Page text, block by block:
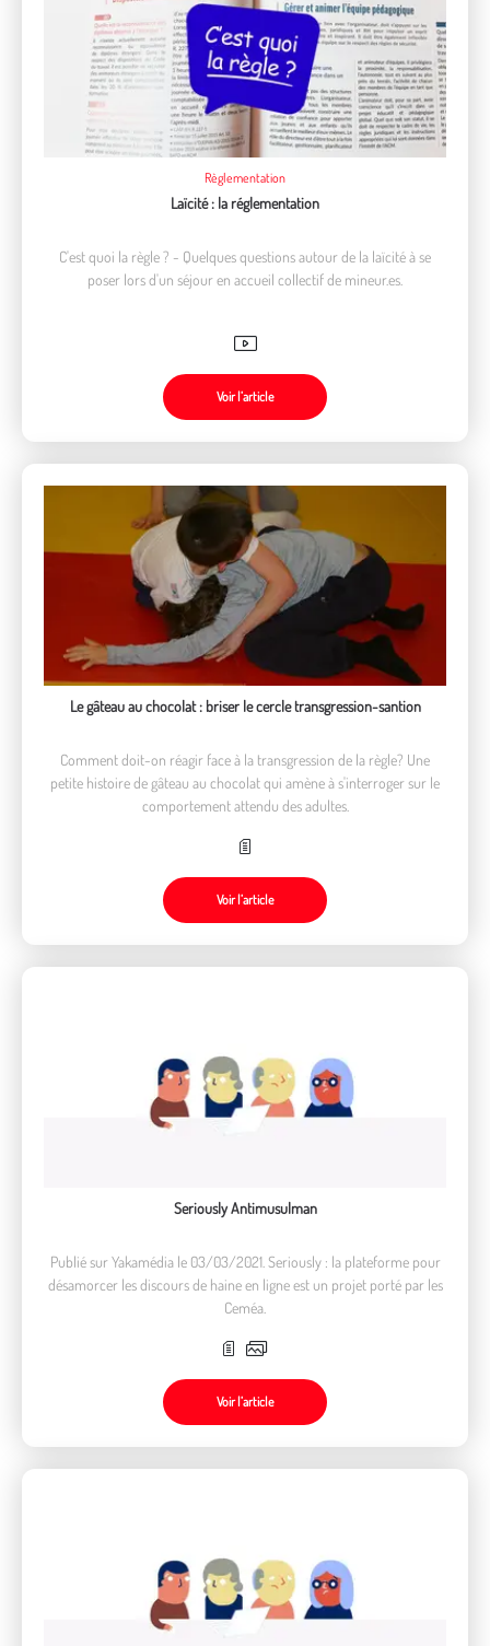
Règlementation
Laïcité : la réglementation
C'est quoi la règle ? - Quelques questions autour de la laïcité à se
poser lors d'un séjour en accueil collectif de mineur.es.
Voir l’article
Le gâteau au chocolat : briser le cercle transgression-santion
Comment doit-on réagir face à la transgression de la règle? Une
petite histoire de gâteau au chocolat qui amène à s'interroger sur le
comportement attendu des adultes.
Voir l’article
Seriously Antimusulman
Publié sur Yakamédia le 03/03/2021. Seriously : la plateforme pour
désamorcer les discours de haine en ligne est un projet porté par les
Ceméa.
Voir l’article